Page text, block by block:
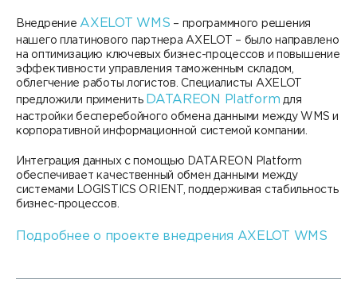
Внедрение AXELOT WMS – программного решения
нашего платинового партнера AXELOT – было направлено
на оптимизацию ключевых бизнес-процессов и повышение
эффективности управления таможенным складом,
облегчение работы логистов. Специалисты AXELOT
предложили применить DATAREON Platform для
настройки бесперебойного обмена данными между WMS и
корпоративной информационной системой компании.
Интеграция данных с помощью DATAREON Platform
обеспечивает качественный обмен данными между
системами LOGISTICS ОRIENT, поддерживая стабильность
бизнес-процессов.
Подробнее о проекте внедрения AXELOT WMS